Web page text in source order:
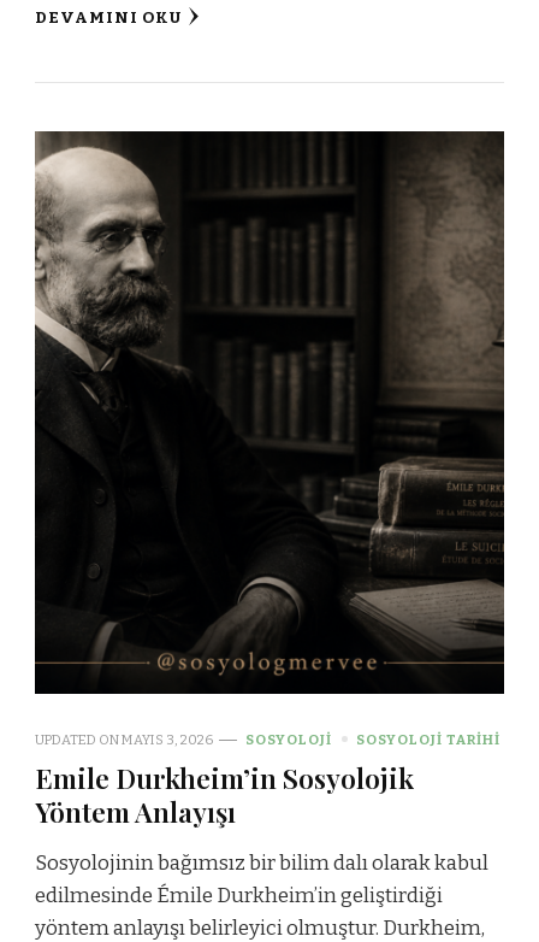
DEVAMINI OKU
UPDATED ONMAYIS 3, 2026 SOSYOLOJI SOSYOLOJI TARIHI
Emile Durkheim’in Sosyolojik
Yöntem Anlayışı
Sosyolojinin bağımsız bir bilim dalı olarak kabul
edilmesinde Émile Durkheim’in geliştirdiği
yöntem anlayışı belirleyici olmuştur. Durkheim,